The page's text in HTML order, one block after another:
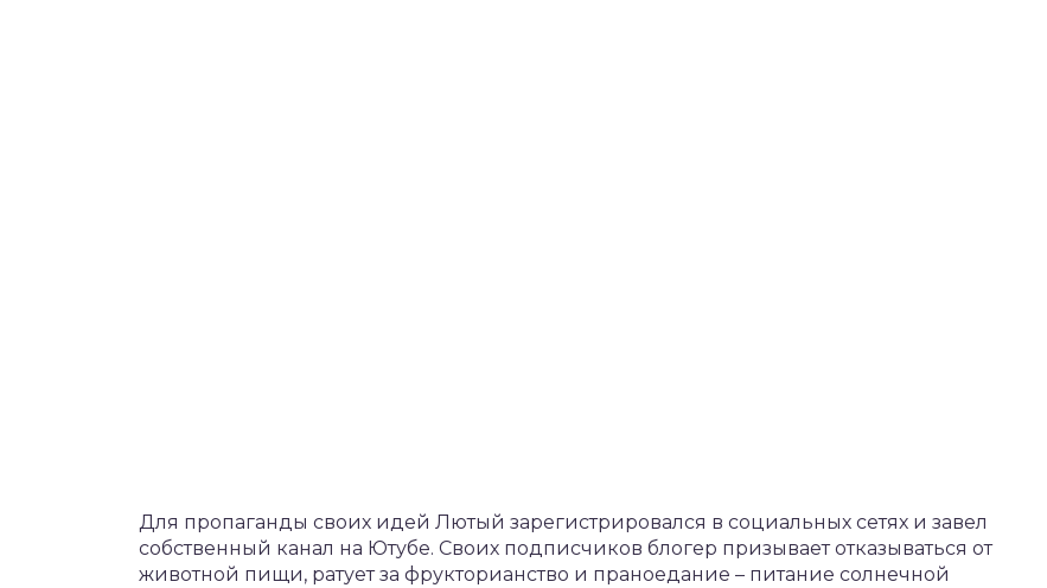
Для пропаганды своих идей Лютый зарегистрировался в социальных сетях и завел
собственный канал на Ютубе. Своих подписчиков блогер призывает отказываться от
животной пищи, ратует за фрукторианство и праноедание – питание солнечной